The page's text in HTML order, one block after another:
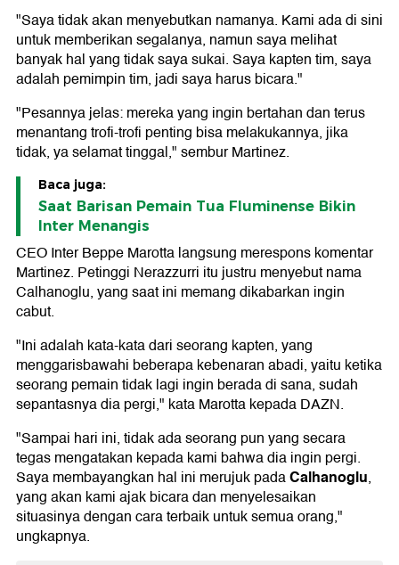
"Saya tidak akan menyebutkan namanya. Kami ada di sini
untuk memberikan segalanya, namun saya melihat
banyak hal yang tidak saya sukai. Saya kapten tim, saya
adalah pemimpin tim, jadi saya harus bicara."
"Pesannya jelas: mereka yang ingin bertahan dan terus
menantang trofi-trofi penting bisa melakukannya, jika
tidak, ya selamat tinggal," sembur Martinez.
Baca juga:
Saat Barisan Pemain Tua Fluminense Bikin
Inter Menangis
CEO Inter Beppe Marotta langsung merespons komentar
Martinez. Petinggi Nerazzurri itu justru menyebut nama
Calhanoglu, yang saat ini memang dikabarkan ingin
cabut.
"Ini adalah kata-kata dari seorang kapten, yang
menggarisbawahi beberapa kebenaran abadi, yaitu ketika
seorang pemain tidak lagi ingin berada di sana, sudah
sepantasnya dia pergi," kata Marotta kepada DAZN.
"Sampai hari ini, tidak ada seorang pun yang secara
tegas mengatakan kepada kami bahwa dia ingin pergi.
Saya membayangkan hal ini merujuk padaCalhanoglu,
yang akan kami ajak bicara dan menyelesaikan
situasinya dengan cara terbaik untuk semua orang,"
ungkapnya.